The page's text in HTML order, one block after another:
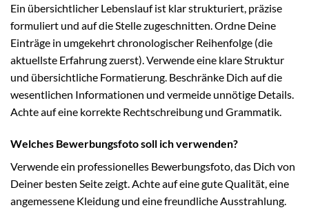
Ein übersichtlicher Lebenslauf ist klar strukturiert, präzise
formuliert und auf die Stelle zugeschnitten. Ordne Deine
Einträge in umgekehrt chronologischer Reihenfolge (die
aktuellste Erfahrung zuerst). Verwende eine klare Struktur
und übersichtliche Formatierung. Beschränke Dich auf die
wesentlichen Informationen und vermeide unnötige Details.
Achte auf eine korrekte Rechtschreibung und Grammatik.
Welches Bewerbungsfoto soll ich verwenden?
Verwende ein professionelles Bewerbungsfoto, das Dich von
Deiner besten Seite zeigt. Achte auf eine gute Qualität, eine
angemessene Kleidung und eine freundliche Ausstrahlung.